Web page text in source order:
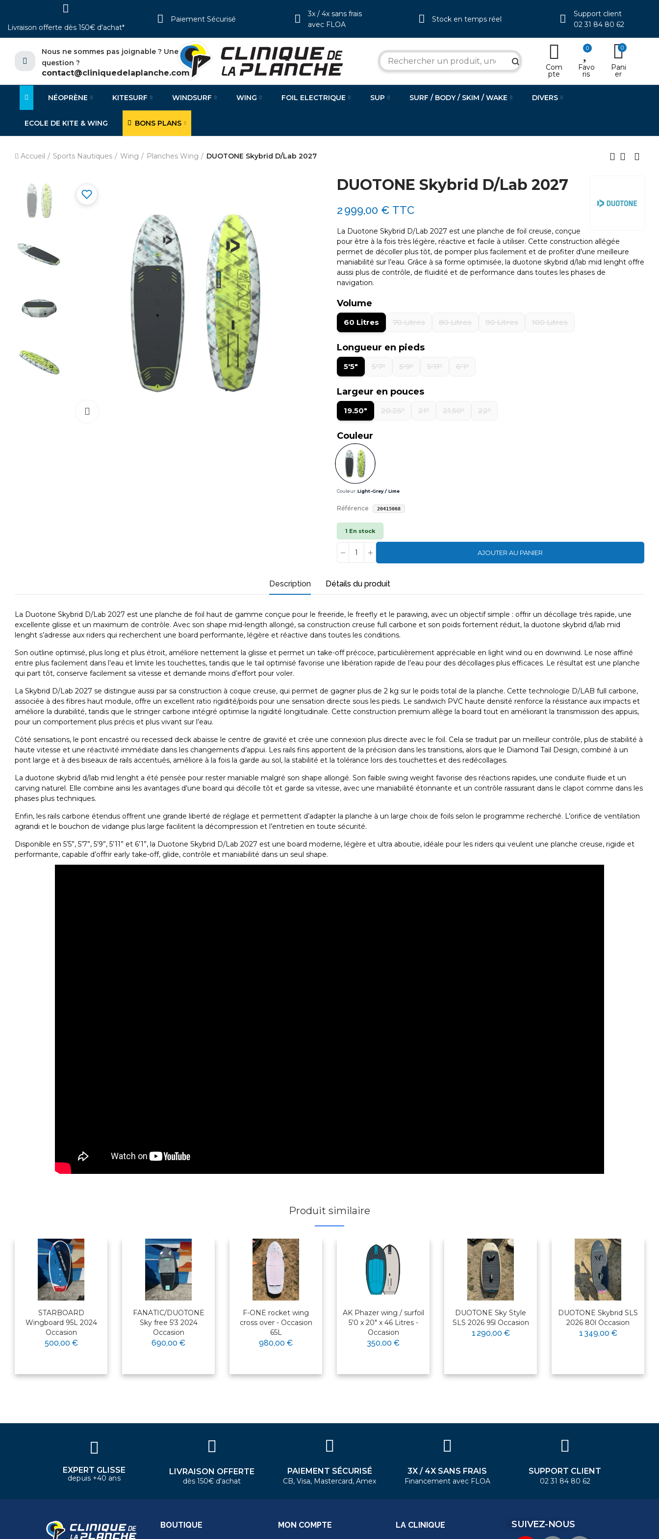
Livraison offerte dès 150€ d'achat*
Paiement Sécurisé
3x / 4x sans frais
avec FLOA
Stock en temps réel
Support client
02 31 84 80 62
Nous ne sommes pas joignable ? Une
question ?
contact@cliniquedelaplanche.com
search Com
pte
0
Favo
ris
0
Pani
er
NÉOPRÈNE KITESURF WINDSURF WING FOIL ELECTRIQUE SUP SURF / BODY / SKIM / WAKE DIVERS
ECOLE DE KITE & WING BONS PLANS
Accueil Sports Nautiques Wing Planches Wing DUOTONE Skybrid D/Lab 2027
DUOTONE Skybrid D/Lab 2027
2 999,00 € TTC
La Duotone Skybrid D/Lab 2027 est une planche de foil creuse, conçue
pour être à la fois très légère, réactive et facile à utiliser. Cette construction allégée
permet de décoller plus tôt, de pomper plus facilement et de profiter d’une meilleure
maniabilité sur l’eau. Grâce à sa forme optimisée, la duotone skybrid d/lab mid lenght offre
aussi plus de contrôle, de fluidité et de performance dans toutes les phases de
navigation.
Volume
60 Litres 70 Litres 80 Litres 90 Litres 100 Litres
Longueur en pieds
5'5" 5'7" 5'9" 5'11" 6'1"
Largeur en pouces
19.50" 20.25" 21" 21.50" 22"
Couleur
Couleur :Light-Grey / Lime
Référence 20415068
1 En stock
AJOUTER AU PANIER
Description Détails du produit
La Duotone Skybrid D/Lab 2027 est une planche de foil haut de gamme conçue pour le freeride, le freefly et le parawing, avec un objectif simple : offrir un décollage très rapide, une
excellente glisse et un maximum de contrôle. Avec son shape mid-length allongé, sa construction creuse full carbone et son poids fortement réduit, la duotone skybrid d/lab mid
lenght s’adresse aux riders qui recherchent une board performante, légère et réactive dans toutes les conditions.
Son outline optimisé, plus long et plus étroit, améliore nettement la glisse et permet un take-off précoce, particulièrement appréciable en light wind ou en downwind. Le nose affiné
entre plus facilement dans l’eau et limite les touchettes, tandis que le tail optimisé favorise une libération rapide de l’eau pour des décollages plus efficaces. Le résultat est une planche
qui part tôt, conserve facilement sa vitesse et demande moins d’effort pour voler.
La Skybrid D/Lab 2027 se distingue aussi par sa construction à coque creuse, qui permet de gagner plus de 2 kg sur le poids total de la planche. Cette technologie D/LAB full carbone,
associée à des fibres haut module, offre un excellent ratio rigidité/poids pour une sensation directe sous les pieds. Le sandwich PVC haute densité renforce la résistance aux impacts et
améliore la durabilité, tandis que le stringer carbone intégré optimise la rigidité longitudinale. Cette construction premium allège la board tout en améliorant la transmission des appuis,
pour un comportement plus précis et plus vivant sur l’eau.
Côté sensations, le pont encastré ou recessed deck abaisse le centre de gravité et crée une connexion plus directe avec le foil. Cela se traduit par un meilleur contrôle, plus de stabilité à
haute vitesse et une réactivité immédiate dans les changements d’appui. Les rails fins apportent de la précision dans les transitions, alors que le Diamond Tail Design, combiné à un
pont large et à des biseaux de rails accentués, améliore à la fois la garde au sol, la stabilité et la tolérance lors des touchettes et des redécollages.
La duotone skybrid d/lab mid lenght a été pensée pour rester maniable malgré son shape allongé. Son faible swing weight favorise des réactions rapides, une conduite fluide et un
carving naturel. Elle combine ainsi les avantages d’une board qui décolle tôt et garde sa vitesse, avec une maniabilité étonnante et un contrôle rassurant dans le clapot comme dans les
phases plus techniques.
Enfin, les rails carbone étendus offrent une grande liberté de réglage et permettent d’adapter la planche à un large choix de foils selon le programme recherché. L’orifice de ventilation
agrandi et le bouchon de vidange plus large facilitent la décompression et l’entretien en toute sécurité.
Disponible en 5’5”, 5’7”, 5’9”, 5’11” et 6’1”, la Duotone Skybrid D/Lab 2027 est une board moderne, légère et ultra aboutie, idéale pour les riders qui veulent une planche creuse, rigide et
performante, capable d’offrir early take-off, glide, contrôle et maniabilité dans un seul shape.
Produit similaire
STARBOARD
Wingboard 95L 2024
Occasion
500,00 €
FANATIC/DUOTONE
Sky free 5'3 2024
Occasion
690,00 €
F-ONE rocket wing
cross over - Occasion
65L
980,00 €
AK Phazer wing / surfoil
5'0 x 20" x 46 Litres -
Occasion
350,00 €
DUOTONE Sky Style
SLS 2026 95l Occasion
1 290,00 €
DUOTONE Skybrid SLS
2026 80l Occasion
1 349,00 €
×
EXPERT GLISSE
depuis +40 ans
LIVRAISON OFFERTE
dès 150€ d'achat
PAIEMENT SÉCURISÉ
CB, Visa, Mastercard, Amex
3X / 4X SANS FRAIS
Financement avec FLOA
SUPPORT CLIENT
02 31 84 80 62
BOUTIQUE MON COMPTE LA CLINIQUE SUIVEZ-NOUS